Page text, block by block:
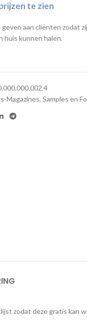
te zien
aan cliënten zodat
huis kunnen halen.
Magazines, Samples en
zodat deze gratis kan